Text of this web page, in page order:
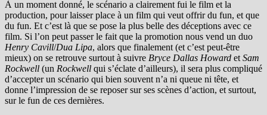
À un moment donné, le scénario a clairement fui le film et la
production, pour laisser place à un film qui veut offrir du fun, et que
du fun. Et c’est là que se pose la plus belle des déceptions avec ce
film. Si l’on peut passer le fait que la promotion nous vend un duo
Henry Cavill/Dua Lipa, alors que finalement (et c’est peut-être
mieux) on se retrouve surtout à suivre Bryce Dallas Howard etSam
Rockwell (un Rockwell qui s’éclate d’ailleurs), il sera plus compliqué
d’accepter un scénario qui bien souvent n’a ni queue ni tête, et
donne l’impression de se reposer sur ses scènes d’action, et surtout,
sur le fun de ces dernières.